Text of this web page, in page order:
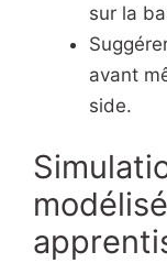
sur la
avant
side.